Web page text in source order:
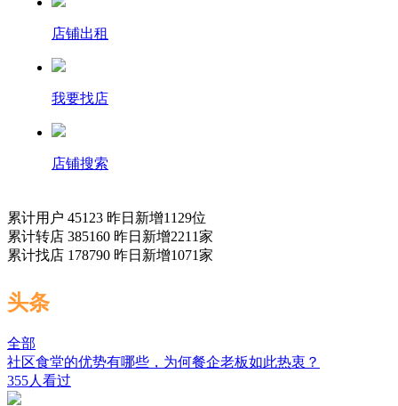
店铺出租
我要找店
店铺搜索
累计用户 45123 昨日新增1129位
累计转店 385160 昨日新增2211家
累计找店 178790 昨日新增1071家
头条
全部
社区食堂的优势有哪些，为何餐企老板如此热衷？
355人看过